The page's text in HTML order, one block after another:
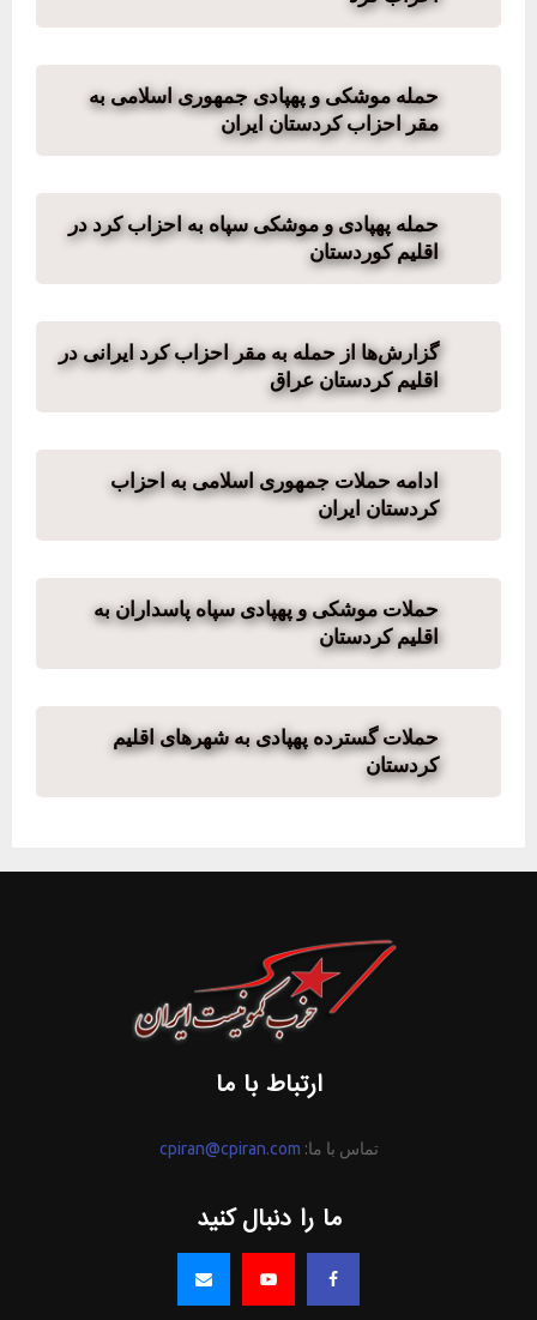
حمله موشکی و پهپادی جمهوری اسلامی به
مقر احزاب کردستان ایران
حمله پهپادی و موشکی سپاه به احزاب کرد در
اقلیم کوردستان
گزارش‌ها از حمله به مقر احزاب کرد ایرانی در
اقلیم کردستان عراق
ادامه حملات جمهوری اسلامی به احزاب
کردستان ایران
حملات موشکی و پهپادی سپاه پاسداران به
اقلیم کردستان
حملات گسترده پهپادی به شهرهای اقلیم
کردستان
ارتباط با ما
تماس با ما: cpiran@cpiran.com
ما را دنبال کنید